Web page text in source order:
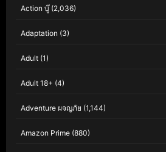
Action บู๊(2,036)
Adaptation (3)
Adult (1)
Adult 18+ (4)
Adventure ผจญภัย (1,144)
Amazon Prime (880)